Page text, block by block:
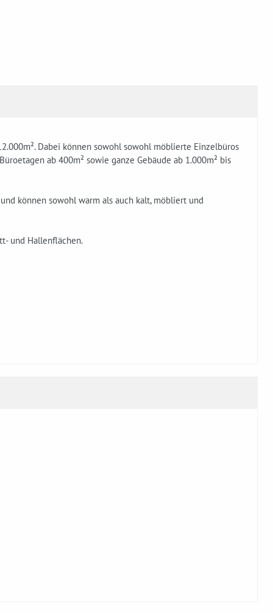
Dabei können sowohl sowohl möblierte Einzelbüros
ab 400m² sowie ganze Gebäude ab 1.000m² bis
können sowohl warm als auch kalt, möbliert und
und Hallenflächen.